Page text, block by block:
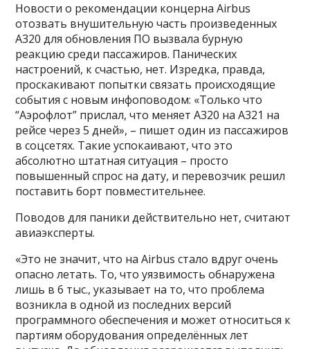
Новости о рекомендации концерна Airbus
отозвать внушительную часть произведенных
A320 для обновления ПО вызвала бурную
реакцию среди пассажиров. Панических
настроений, к счастью, нет. Изредка, правда,
проскакивают попытки связать происходящие
события с новым инфоповодом: «Только что
“Аэрофлот” прислал, что меняет A320 на А321 на
рейсе через 5 дней», – пишет один из пассажиров
в соцсетях. Такие успокаивают, что это
абсолютно штатная ситуация – просто
повышенный спрос на дату, и перевозчик решил
поставить борт повместительнее.
Поводов для паники действительно нет, считают
авиаэксперты.
«Это не значит, что на Airbus стало вдруг очень
опасно летать. То, что уязвимость обнаружена
лишь в 6 тыс., указывает на то, что проблема
возникла в одной из последних версий
программного обеспечения и может относиться к
партиям оборудования определённых лет